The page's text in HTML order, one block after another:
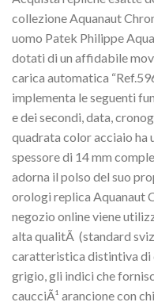
collezione Aquanaut
uomo Patek Philippe
dotati di un affidabile
carica automatica
implementa le seguenti
e dei secondi, data,
quadrata color acciaio ha
spessore di 14 mm
adorna il polso del suo
orologi replica Aquanaut
negozio online viene
alta qualitÃ (standard
caratteristica distintiva di
grigio, gli indici che
caucciÃ¹ arancione con